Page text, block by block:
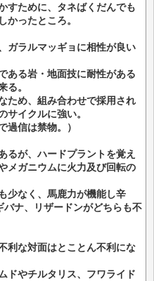
すために、タネばくだんでも
かったところ。
ガラルマッギョに相性が良い
ある岩・地面技に耐性がある
る。
ため、組み合わせで採用され
サイクルに強い。
過信は禁物。）
るが、ハードプラントを覚え
メガニウムに火力及び回転の
少なく、馬鹿力が機能し辛
ナ、リザードンがどちらも不
利な対面はとことん不利にな
ドやチルタリス、フワライド